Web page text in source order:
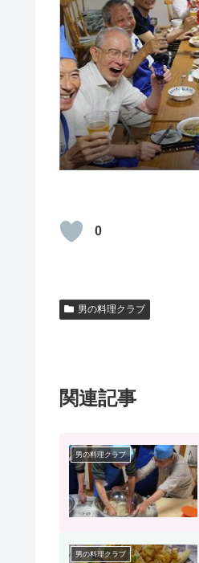
0
男の料理クラブ
関連記事
男の料理クラブ
男の料理クラブ